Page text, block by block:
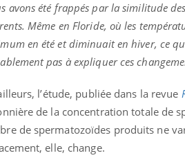
avons été frappés par la similitude
Même en Floride, où les
en été et diminuait en hiver, ce
pas à expliquer ces
l’étude, publiée dans la revue
de la concentration totale de
de spermatozoïdes produits ne
elle, change.